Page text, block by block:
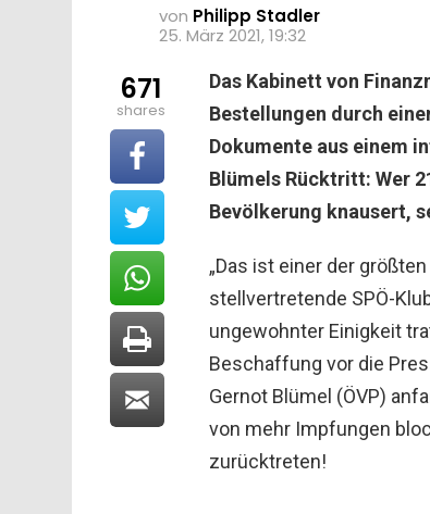
von Philipp Stadler
25. März 2021, 19:32
Das Kabinett von
Bestellungen durch
Dokumente aus einem
Blümels Rücktritt: Wer
Bevölkerung knausert,
„Das ist einer der
stellvertretende SPÖ-
ungewohnter Einigkeit
Beschaffung vor die
Gernot Blümel (ÖVP)
von mehr Impfungen
zurücktreten!
671
shares